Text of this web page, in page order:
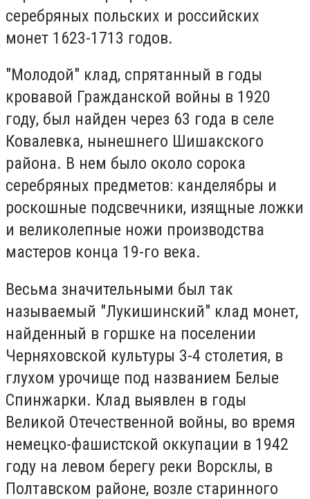
серебряных польских и российских
монет 1623-1713 годов.
"Молодой" клад, спрятанный в годы
кровавой Гражданской войны в 1920
году, был найден через 63 года в селе
Ковалевка, нынешнего Шишакского
района. В нем было около сорока
серебряных предметов: канделябры и
роскошные подсвечники, изящные ложки
и великолепные ножи производства
мастеров конца 19-го века.
Весьма значительными был так
называемый "Лукишинский" клад монет,
найденный в горшке на поселении
Черняховской культуры 3-4 столетия, в
глухом урочище под названием Белые
Спинжарки. Клад выявлен в годы
Великой Отечественной войны, во время
немецко-фашистской оккупации в 1942
году на левом берегу реки Ворсклы, в
Полтавском районе, возле старинного